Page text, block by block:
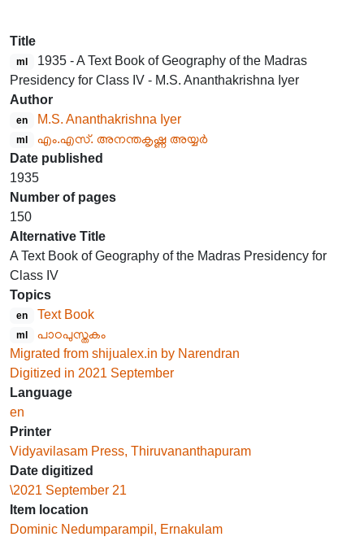
Title
ml
1935 - A Text Book of Geography of the Madras
Presidency for Class IV - M.S. Ananthakrishna Iyer
Author
en M.S. Ananthakrishna Iyer
ml
എം.എസ്. അനന്തകൃഷ്ണ അയ്യർ
Date published
1935
Number of pages
150
Alternative Title
A Text Book of Geography of the Madras Presidency for
Class IV
Topics
en Text Book
ml
പാഠപുസ്തകം
Migrated from shijualex.in by Narendran
Digitized in 2021 September
Language
en
Printer
Vidyavilasam Press, Thiruvananthapuram
Date digitized
\2021 September 21
Item location
Dominic Nedumparampil, Ernakulam